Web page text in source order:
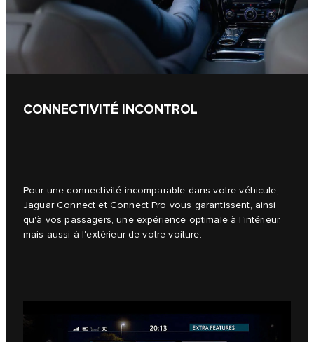
CONNECTIVITÉ INCONTROL
Pour une connectivité incomparable dans votre véhicule,
Jaguar Connect et Connect Pro vous garantissent, ainsi
qu'à vos passagers, une expérience optimale à l'intérieur,
mais aussi à l'extérieur de votre voiture.